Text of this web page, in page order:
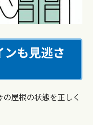
も見逃さ
屋根の状態を正しく